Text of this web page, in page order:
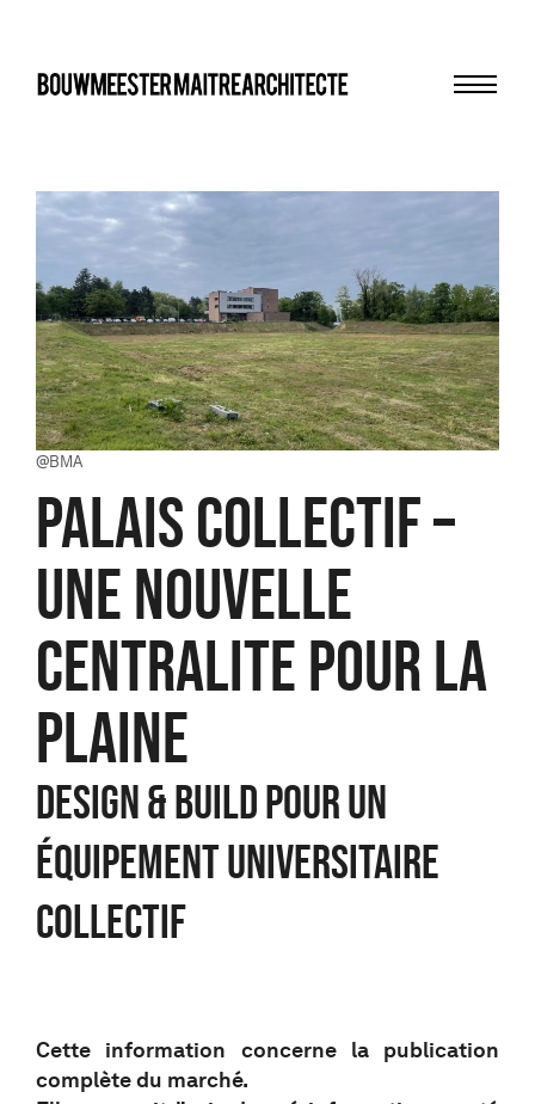
bma
@BMA
PALAIS COLLECTIF –
UNE NOUVELLE
CENTRALITE POUR LA
PLAINE
Design & Build pour un
équipement universitaire
collectif
Cette information concerne la publication
complète du marché.